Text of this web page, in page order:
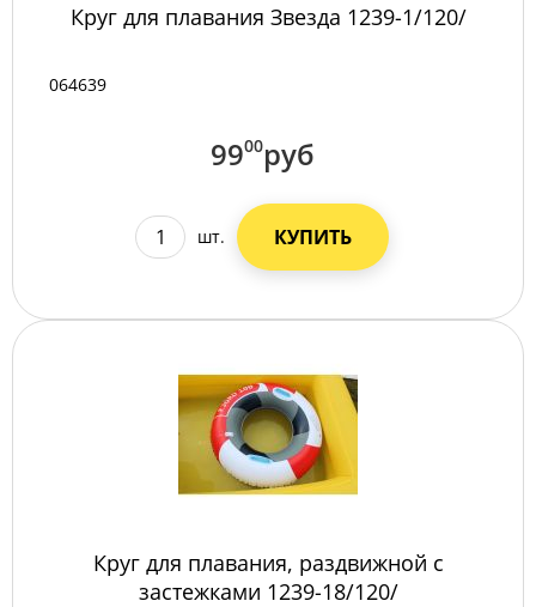
Круг для плавания Звезда 1239-1/120/
064639
9900руб
шт. КУПИТЬ
Круг для плавания, раздвижной с
застежками 1239-18/120/